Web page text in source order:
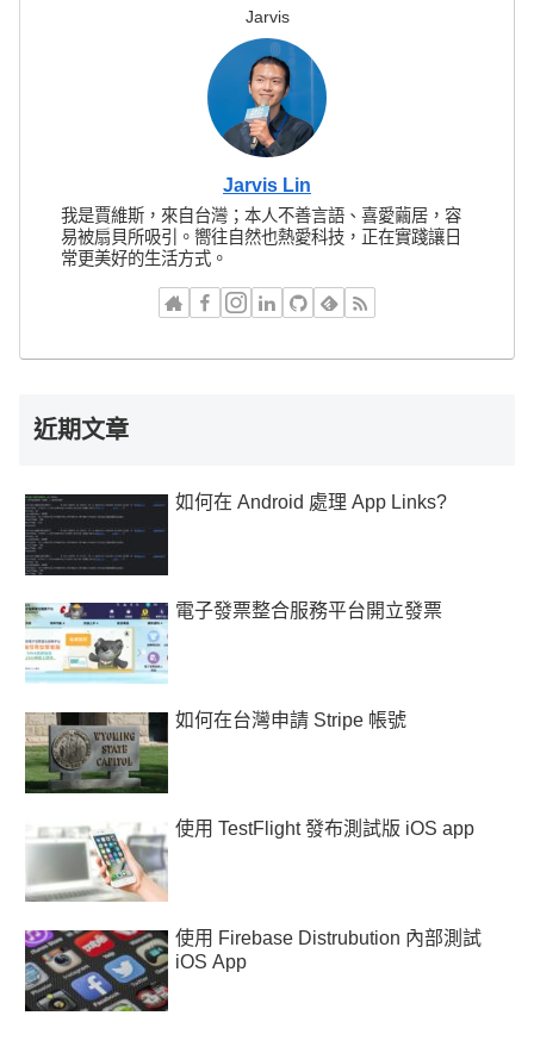
Jarvis
Jarvis Lin
我是賈維斯，來自台灣；本人不善言語、喜愛繭居，容
易被扇貝所吸引。嚮往自然也熱愛科技，正在實踐讓日
常更美好的生活方式。
近期文章
如何在 Android 處理 App Links?
電子發票整合服務平台開立發票
如何在台灣申請 Stripe 帳號
使用 TestFlight 發布測試版 iOS app
使用 Firebase Distrubution 內部測試
iOS App